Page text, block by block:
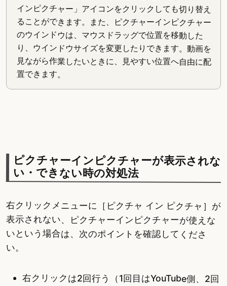
インピクチャー」アイコンをクリックしても切り替え
ることができます。また、ピクチャーインピクチャー
のウインドウは、マウスドラッグで位置を移動した
り、ウインドウサイズを変更したりできます。動画を
見ながら作業したいときに、見やすい位置へ自由に配
置できます。
ピクチャーインピクチャーが表示されな
い・できない時の対処法
右クリックメニューに［ピクチャ イン ピクチャ］が
表示されない、ピクチャーインピクチャーが使えな
いという場合は、次のポイントを確認してくださ
い。
右クリックは2回行う（1回目はYouTube側、2回